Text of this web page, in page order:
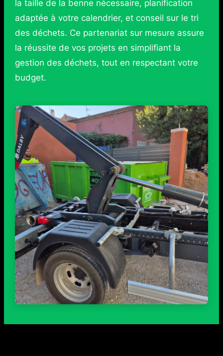
la taille de la benne nécessaire, planification
adaptée à votre calendrier, et conseil sur le tri
des déchets. Ce partenariat sur mesure assure
la réussite de vos projets en simplifiant la
gestion des déchets, tout en respectant votre
budget.